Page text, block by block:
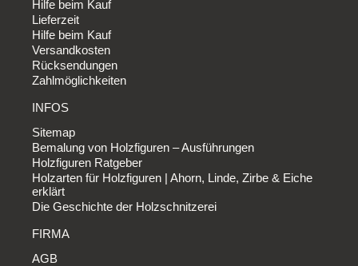
Hilfe beim Kauf
Lieferzeit
Hilfe beim Kauf
Versandkosten
Rücksendungen
Zahlmöglichkeiten
INFOS
Sitemap
Bemalung von Holzfiguren – Ausführungen
Holzfiguren Ratgeber
Holzarten für Holzfiguren | Ahorn, Linde, Zirbe & Eiche
erklärt
Die Geschichte der Holzschnitzerei
FIRMA
AGB